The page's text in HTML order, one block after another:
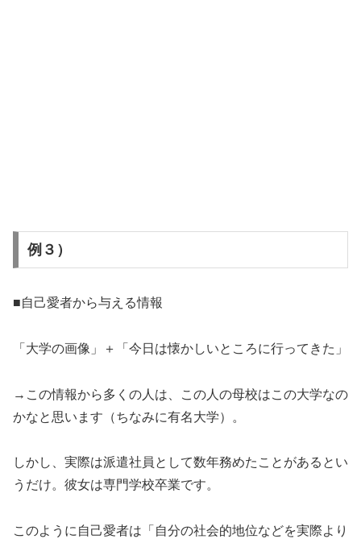
例３）
■自己愛者から与える情報
「大学の画像」＋「今日は懐かしいところに行ってきた」
→この情報から多くの人は、この人の母校はこの大学なの
かなと思います（ちなみに有名大学）。
しかし、実際は派遣社員として数年務めたことがあるとい
うだけ。彼女は専門学校卒業です。
このように自己愛者は「自分の社会的地位などを実際より